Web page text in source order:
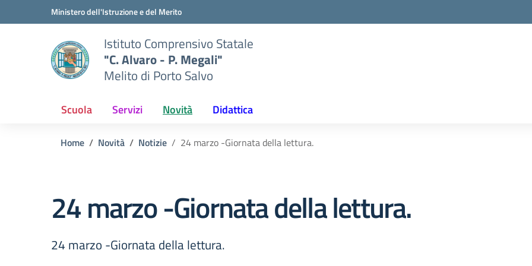
Vai ai contenuti
Vai al menu di navigazioneMinistero dell'Istruzione e del Merito
Istituto Comprensivo Statale
"C. Alvaro - P. Megali"
Melito di Porto Salvo
Scuola Servizi Novità Didattica
Home Novità Notizie 24 marzo -Giornata della lettura.
24 marzo -Giornata della lettura.
24 marzo -Giornata della lettura.